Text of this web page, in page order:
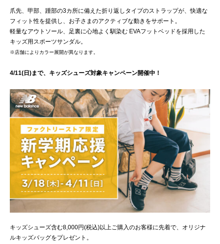
爪先、甲部、踵部の3カ所に備えた折り返しタイプのストラップが、快適な
フィット性を提供し、お子さまのアクティブな動きをサポート。
軽量なアウトソール、足裏に心地よく馴染む EVAフットベッドを採用した
キッズ用スポーツサンダル。
※店舗によりカラー展開が異なります。
4/11(日)まで、キッズシューズ対象キャンペーン開催中！
キッズシューズ含む8,000円(税込)以上ご購入のお客様に先着で、オリジナ
ルキッズバッグをプレゼント。